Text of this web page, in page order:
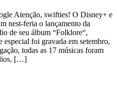
Atenção, swifties! O Disney+ e
nest-feria o lançamento da
de seu álbum “Folklore“,
foi gravada em setembro,
todas as 17 músicas foram
[…]